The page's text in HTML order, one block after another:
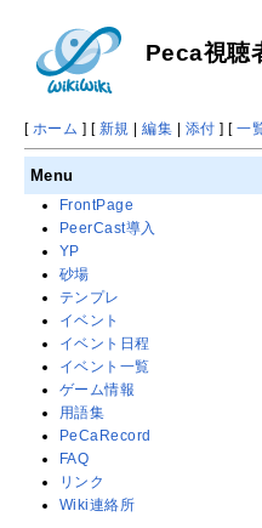
Peca視聴
[ ホーム ] [ 新規 |編集 | 添付 ] [一
Menu
FrontPage
PeerCast導入
YP
砂場
テンプレ
イベント
イベント日程
イベント一覧
ゲーム情報
用語集
PeCaRecord
FAQ
リンク
Wiki連絡所